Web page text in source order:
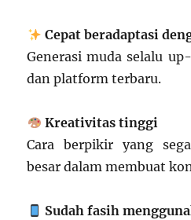
Cepat beradaptasi
Generasi muda selalu
dan platform terbaru.
Kreativitas tinggi
Cara berpikir yang
besar dalam membuat
Sudah fasih